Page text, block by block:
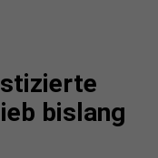
bislang